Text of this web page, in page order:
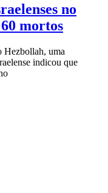
no
mortos
Hezbollah, uma
indicou que